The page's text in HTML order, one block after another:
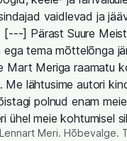
vaidlevad ja
] Pärast Suure
ega tema mõttelõnga
Mart Meriga raamatu
Me lähtusime autori
polnud enam
ühel meie kohtumisel
Meri. Hõbevalge.